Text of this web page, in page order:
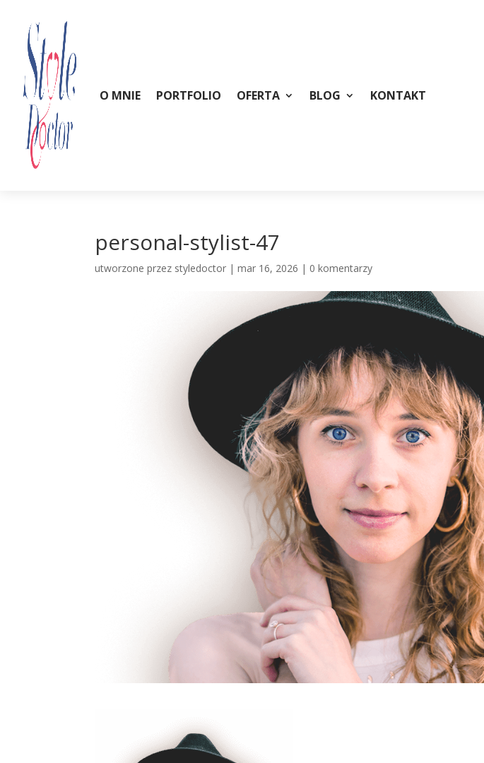
O MNIE PORTFOLIO OFERTA BLOG KONTAKT
personal-stylist-47
utworzone przez styledoctor |mar 16, 2026 | 0 komentarzy